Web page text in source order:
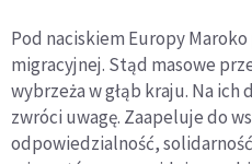
Pod naciskiem Europy
migracyjnej. Stąd masowe
wybrzeża w głąb kraju. Na ich
zwróci uwagę. Zaapeluje do
odpowiedzialność,